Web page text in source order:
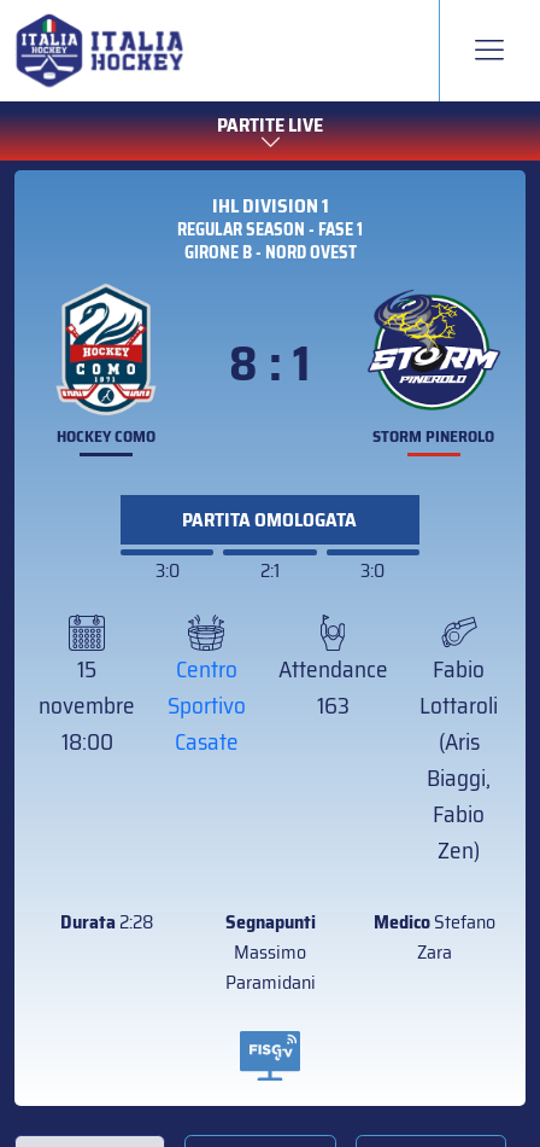
PARTITE LIVE
IHL DIVISION 1
REGULAR SEASON - FASE 1
GIRONE B - NORD OVEST
HOCKEY COMO
8 : 1
STORM PINEROLO
PARTITA OMOLOGATA
3:0
2:1 3:0
15
novembre
18:00
Centro
Sportivo
Casate
Attendance
163
Fabio
Lottaroli
(Aris
Biaggi,
Fabio
Zen)
Durata2:28
Segnapunti
Massimo
Paramidani
MedicoStefano
Zara